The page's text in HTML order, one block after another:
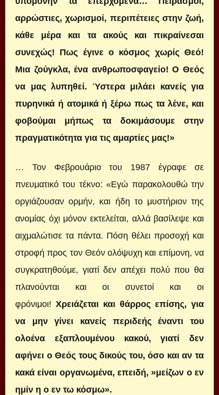
αρρώστιες, χωρισμοί, περιπέτειες στην ζωή,
κάθε μέρα και τα ακούς και πικραίνεσαι
συνεχώς! Πως έγινε ο κόσμος χωρίς Θεό!
Μια ζούγκλα, ένα ανθρωποσφαγείο! Ο Θεός
να μας λυπηθεί. Ύστερα μιλάει κανείς για
πυρηνικά ή ατομικά ή ξέρω πως τα λένε, και
φοβούμαι μήπως τα δοκιμάσουμε στην
πραγματικότητα για τις αμαρτίες μας!»
… Τον Φεβρουάριο του 1987 έγραφε σε
πνευματικό του τέκνο: «Εγώ παρακολουθώ την
οργιάζουσαν ορμήν, και ήδη το μυστήριον της
ανομίας όχι μόνον εκτελείται, αλλά βασίλεψε και
αιχμαλώτισε τα πάντα. Πόση θέλει προσοχή και
στροφή προς τον Θεόν ολόψυχη και επίμονη, να
συγκρατηθούμε, γιατί δεν απέχει πολύ που θα
πλανούνται και οι συνετοί και οι
φρόνιμοι! Χρειάζεται και θάρρος επίσης, για
να μην γίνει κανείς περιδεής έναντι του
ολοένα εξαπλουμένου κακού, γιατί δεν
αφήνει ο Θεός τους δικούς του, όσο και αν τα
κακά είναι οργανωμένα, επειδή, »μείζων ο εν
ημίν η ο εν τω κόσμω».